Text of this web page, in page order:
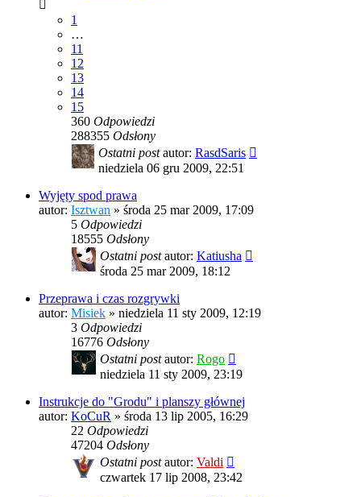
1
…
11
12
13
14
15
360 Odpowiedzi
288355 Odsłony
Ostatni postautor: RasdSaris
niedziela 06 gru 2009, 22:51
Wyjęty spod prawa
autor: Isztwan » środa 25 mar 2009, 17:09
5 Odpowiedzi
18555 Odsłony
Ostatni postautor: Katiusha
środa 25 mar 2009, 18:12
Przeprawa i czas rozgrywki
autor: Misiek » niedziela 11 sty 2009, 12:19
3 Odpowiedzi
16776 Odsłony
Ostatni postautor: Rogo
niedziela 11 sty 2009, 23:19
Instrukcje do "Grodu" i planszy głównej
autor: KoCuR » środa 13 lip 2005, 16:29
22 Odpowiedzi
47204 Odsłony
Ostatni postautor: Valdi
czwartek 17 lip 2008, 23:42